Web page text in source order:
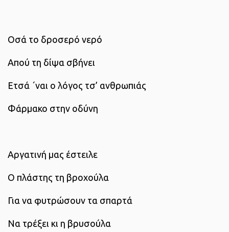
Οσά το δροσερό νερό
Απού τη δίψα σβήνει
Ετσά ΄ναι ο λόγος τσ’ ανθρωπιάς
Φάρμακο στην οδύνη
Αργατινή μας έστειλε
Ο πλάστης τη βροχούλα
Για να φυτρώσουν τα σπαρτά
Να τρέξει κι η βρυσούλα